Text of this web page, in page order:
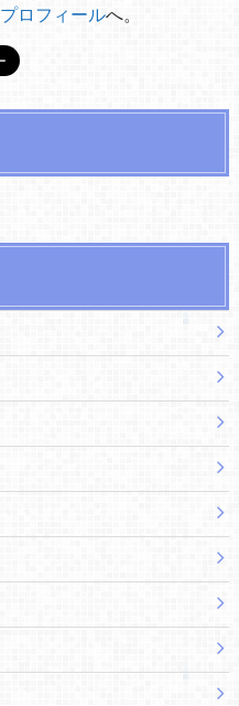
プロフィールへ。